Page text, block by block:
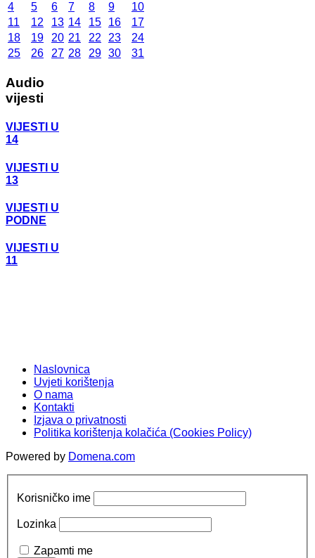
4
5 6 7 8 9
10
11
12 13 14 15 16
17
18
19 20 21 22 23
24
25
26 27 28 29 30 31
Audio
vijesti
VIJESTI U
14
VIJESTI U
13
VIJESTI U
PODNE
VIJESTI U
11
Naslovnica
Uvjeti korištenja
O nama
Kontakti
Izjava o privatnosti
Politika korištenja kolačića (Cookies Policy)
Powered by Domena.com
Korisničko ime
Lozinka
Zapamti me